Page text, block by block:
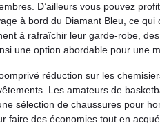
D’ailleurs vous pouvez
à bord du Diamant Bleu, ce qui
à rafraîchir leur garde-robe,
une option abordable pour une
réduction sur les
Les amateurs de
sélection de chaussures pour
faire des économies tout en